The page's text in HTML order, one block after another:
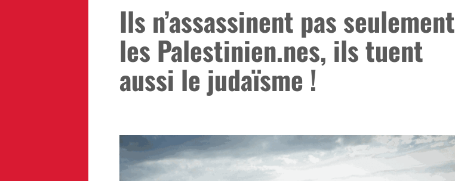
Ils n’assassinent pas seulement
les Palestinien.nes, ils tuent
aussi le judaïsme !